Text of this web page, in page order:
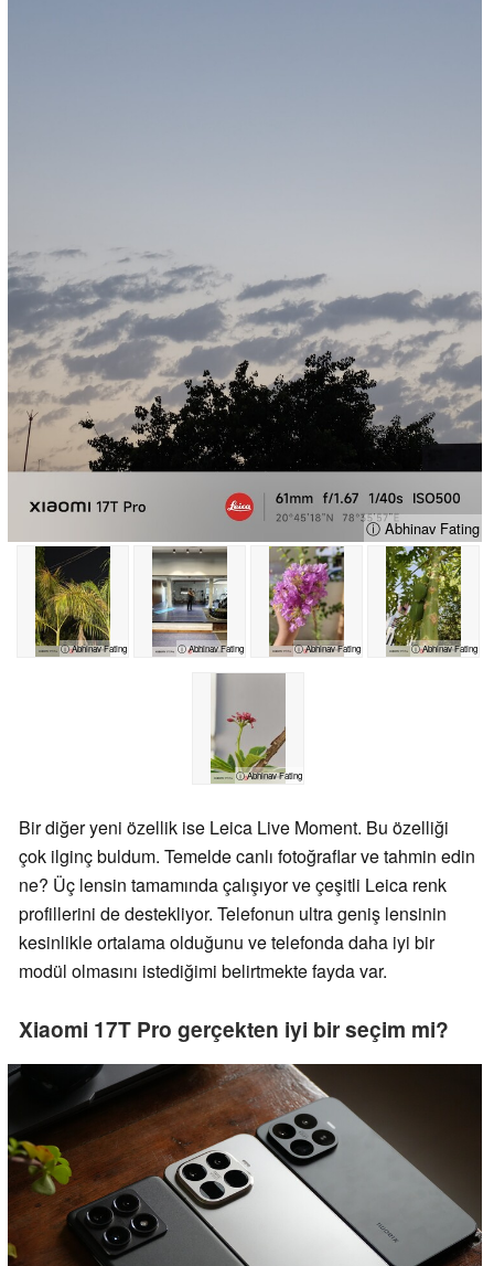
ⓘ Abhinav Fating
ⓘ Abhinav Fating ⓘ Abhinav Fating ⓘ Abhinav Fating ⓘ Abhinav Fating
ⓘ Abhinav Fating
Bir diğer yeni özellik ise Leica Live Moment. Bu özelliği
çok ilginç buldum. Temelde canlı fotoğraflar ve tahmin edin
ne? Üç lensin tamamında çalışıyor ve çeşitli Leica renk
profillerini de destekliyor. Telefonun ultra geniş lensinin
kesinlikle ortalama olduğunu ve telefonda daha iyi bir
modül olmasını istediğimi belirtmekte fayda var.
Xiaomi 17T Pro gerçekten iyi bir seçim mi?